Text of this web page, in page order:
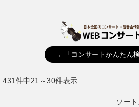
←「コンサートかんたん
431件中21～30件表示
ソート